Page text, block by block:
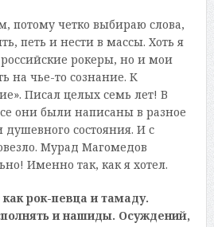
потому четко выбираю слова,
петь и нести в массы. Хоть я
российские рокеры, но и мои
на чье-то сознание. К
Писал целых семь лет! В
они были написаны в разное
состояния. И с
Мурад Магомедов
Именно так, как я хотел.
рок-певца и тамаду.
и нашиды. Осуждений,